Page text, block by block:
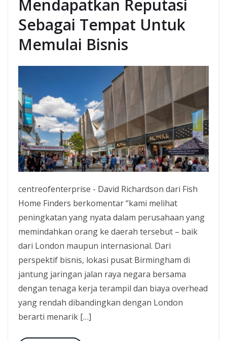
Mendapatkan Reputasi
Sebagai Tempat Untuk
Memulai Bisnis
centreofenterprise - David Richardson dari Fish
Home Finders berkomentar “kami melihat
peningkatan yang nyata dalam perusahaan yang
memindahkan orang ke daerah tersebut – baik
dari London maupun internasional. Dari
perspektif bisnis, lokasi pusat Birmingham di
jantung jaringan jalan raya negara bersama
dengan tenaga kerja terampil dan biaya overhead
yang rendah dibandingkan dengan London
berarti menarik […]